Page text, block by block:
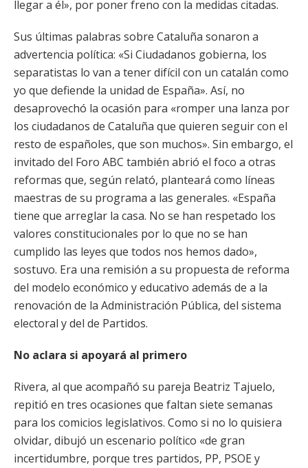
llegar a él», por poner freno con la medidas citadas.
Sus últimas palabras sobre Cataluña sonaron a
advertencia política: «Si Ciudadanos gobierna, los
separatistas lo van a tener difícil con un catalán como
yo que defiende la unidad de España». Así, no
desaprovechó la ocasión para «romper una lanza por
los ciudadanos de Cataluña que quieren seguir con el
resto de españoles, que son muchos». Sin embargo, el
invitado del Foro ABC también abrió el foco a otras
reformas que, según relató, planteará como líneas
maestras de su programa a las generales. «España
tiene que arreglar la casa. No se han respetado los
valores constitucionales por lo que no se han
cumplido las leyes que todos nos hemos dado»,
sostuvo. Era una remisión a su propuesta de reforma
del modelo económico y educativo además de a la
renovación de la Administración Pública, del sistema
electoral y del de Partidos.
No aclara si apoyará al primero
Rivera, al que acompañó su pareja Beatriz Tajuelo,
repitió en tres ocasiones que faltan siete semanas
para los comicios legislativos. Como si no lo quisiera
olvidar, dibujó un escenario político «de gran
incertidumbre, porque tres partidos, PP, PSOE y